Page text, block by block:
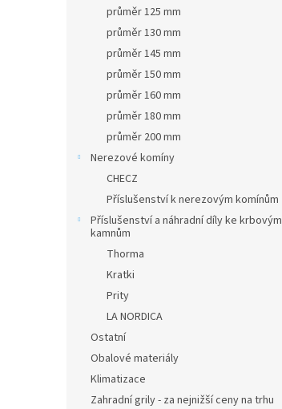
průměr 125 mm
průměr 130 mm
průměr 145 mm
průměr 150 mm
průměr 160 mm
průměr 180 mm
průměr 200 mm
Nerezové komíny
CHECZ
Příslušenství k nerezovým komínům
Příslušenství a náhradní díly ke krbovým
kamnům
Thorma
Kratki
Prity
LA NORDICA
Ostatní
Obalové materiály
Klimatizace
Zahradní grily - za nejnižší ceny na trhu